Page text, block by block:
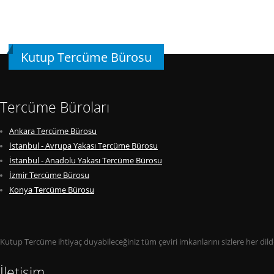
Kutup Tercüme Bürosu
Tercüme Büroları
Ankara Tercüme Bürosu
İstanbul - Avrupa Yakası Tercüme Bürosu
İstanbul - Anadolu Yakası Tercüme Bürosu
İzmir Tercüme Bürosu
Konya Tercüme Bürosu
Kutup Tercüme ihtiyaç duyabileceğiniz tüm çeviri imkanlarını sizlere her